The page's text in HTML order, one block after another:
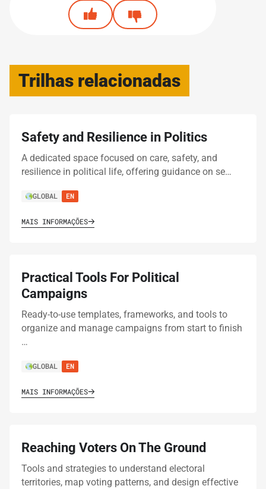
Crafting Your Campaign’s Message
Trilhas relacionadas
Safety and Resilience in Politics
A dedicated space focused on care, safety, and
resilience in political life, offering guidance on se…
GLOBAL EN
MAIS INFORMAÇÕES
Practical Tools For Political
Campaigns
Ready-to-use templates, frameworks, and tools to
organize and manage campaigns from start to finish
…
GLOBAL EN
MAIS INFORMAÇÕES
Reaching Voters On The Ground
Tools and strategies to understand electoral
territories, map voting patterns, and design effective